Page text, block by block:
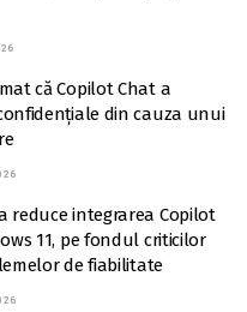
că Copilot Chat a
din cauza unui
reduce integrarea Copilot
11, pe fondul criticilor
de fiabilitate